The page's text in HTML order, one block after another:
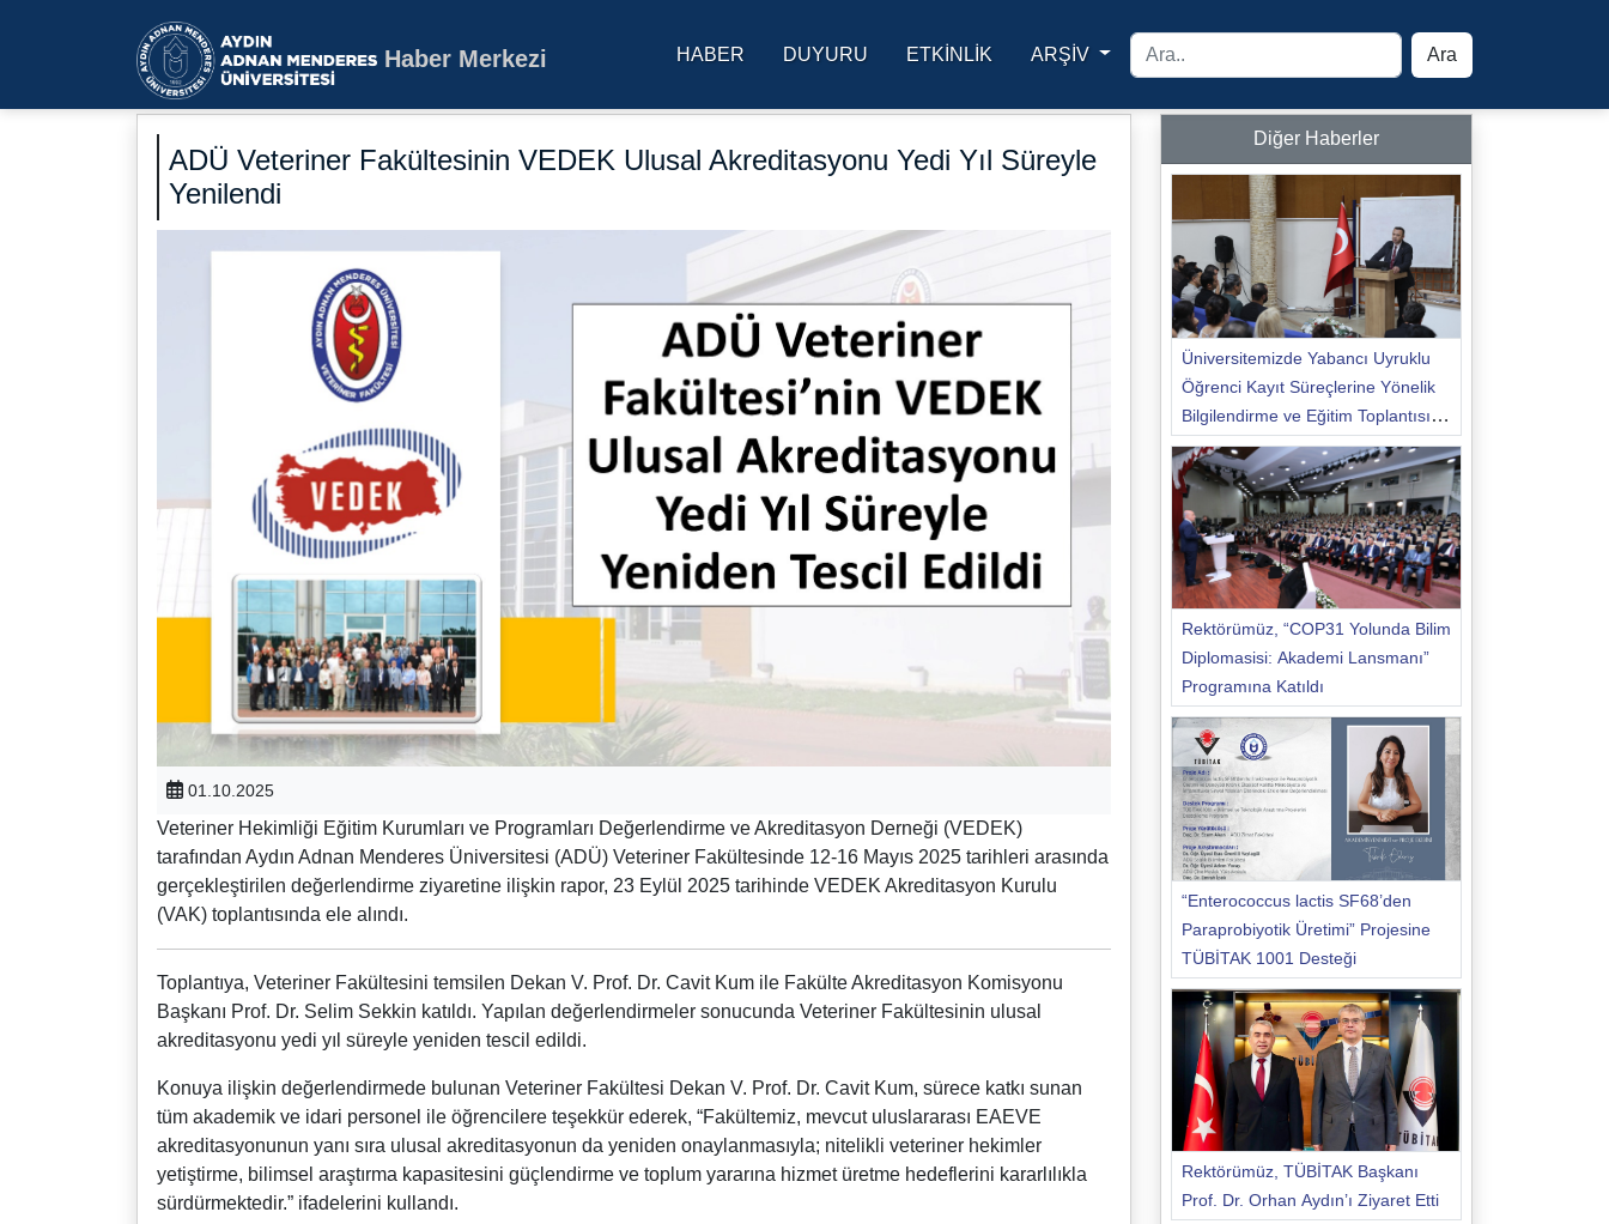
Aydın Adnan Menderes Üniversitesi Ana Sayfa
Haber Merkezi HABER DUYURU ETKINLIK ARŞİV Ara
ADÜ Veteriner Fakültesinin VEDEK Ulusal Akreditasyonu Yedi Yıl Süreyle
Yenilendi
01.10.2025
Veteriner Hekimliği Eğitim Kurumları ve Programları Değerlendirme ve Akreditasyon Derneği (VEDEK)
tarafından Aydın Adnan Menderes Üniversitesi (ADÜ) Veteriner Fakültesinde 12-16 Mayıs 2025 tarihleri arasında
gerçekleştirilen değerlendirme ziyaretine ilişkin rapor, 23 Eylül 2025 tarihinde VEDEK Akreditasyon Kurulu
(VAK) toplantısında ele alındı.
Toplantıya, Veteriner Fakültesini temsilen Dekan V. Prof. Dr. Cavit Kum ile Fakülte Akreditasyon Komisyonu
Başkanı Prof. Dr. Selim Sekkin katıldı. Yapılan değerlendirmeler sonucunda Veteriner Fakültesinin ulusal
akreditasyonu yedi yıl süreyle yeniden tescil edildi.
Konuya ilişkin değerlendirmede bulunan Veteriner Fakültesi Dekan V. Prof. Dr. Cavit Kum, sürece katkı sunan
tüm akademik ve idari personel ile öğrencilere teşekkür ederek, “Fakültemiz, mevcut uluslararası EAEVE
akreditasyonunun yanı sıra ulusal akreditasyonun da yeniden onaylanmasıyla; nitelikli veteriner hekimler
yetiştirme, bilimsel araştırma kapasitesini güçlendirme ve toplum yararına hizmet üretme hedeflerini kararlılıkla
sürdürmektedir.” ifadelerini kullandı.
Diğer Haberler
Üniversitemizde Yabancı Uyruklu
Öğrenci Kayıt Süreçlerine Yönelik
Bilgilendirme ve Eğitim Toplantısı
Düzenlendi
Rektörümüz, “COP31 Yolunda Bilim
Diplomasisi: Akademi Lansmanı”
Programına Katıldı
“Enterococcus lactis SF68’den
Paraprobiyotik Üretimi” Projesine
TÜBİTAK 1001 Desteği
Rektörümüz, TÜBİTAK Başkanı
Prof. Dr. Orhan Aydın’ı Ziyaret Etti